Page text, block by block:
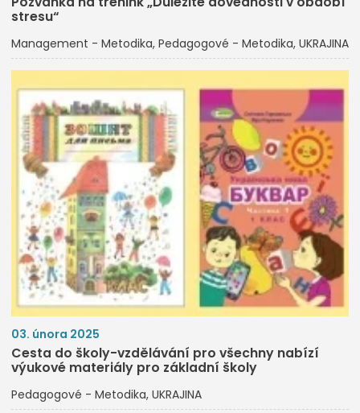
stresu“
Management - Metodika Pedagogové - Metodika UKRAJINA
03. února 2025
Cesta do školy-vzdělávání pro všechny nabízí
výukové materiály pro základní školy
Pedagogové - Metodika UKRAJINA